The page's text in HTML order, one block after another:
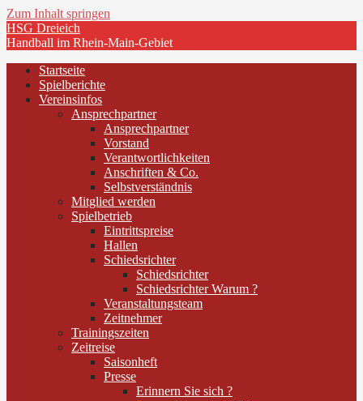
Zum Inhalt springen
HSG Dreieich
Handball im Rhein-Main-Gebiet
Startseite
Spielberichte
Vereinsinfos
Ansprechpartner
Ansprechpartner
Vorstand
Verantwortlichkeiten
Anschriften & Co.
Selbstverständnis
Mitglied werden
Spielbetrieb
Eintrittspreise
Hallen
Schiedsrichter
Schiedsrichter
Schiedsrichter Warum ?
Veranstaltungsteam
Zeitnehmer
Trainingszeiten
Zeitreise
Saisonheft
Presse
Erinnern Sie sich ?